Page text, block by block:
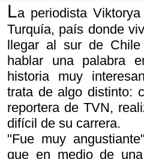
La periodista
Turquía, país donde
llegar al sur de
hablar una palabra
historia muy
trata de algo distinto:
reportera de TVN,
difícil de su carrera.
"Fue muy
que en medio de